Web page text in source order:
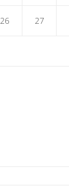
26 27